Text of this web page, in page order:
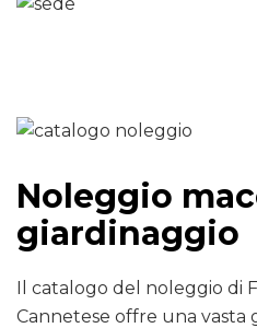
Noleggio
giardinaggio
Il catalogo del noleggio di
Cannetese offre una vasta